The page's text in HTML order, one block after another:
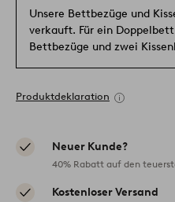
Unsere Bettbezüge und
verkauft. Für ein
Bettbezüge und zwei
Produktdeklaration
Neuer Kunde?
40% Rabatt auf den
Kostenloser Versand